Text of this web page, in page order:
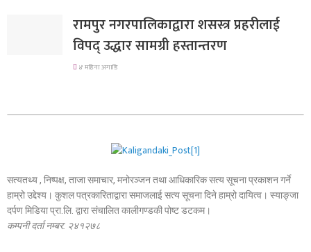
रामपुर नगरपालिकाद्वारा शसस्त्र प्रहरीलाई
विपद् उद्धार सामग्री हस्तान्तरण
४ महिना अगाडि
सत्यतथ्य , निष्पक्ष, ताजा समाचार, मनोरञ्जन तथा आधिकारिक सत्य सूचना प्रकाशन गर्ने
हाम्रो उद्देश्य। कुशल पत्रकारिताद्वारा समाजलाई सत्य सूचना दिने हाम्रो दायित्व। स्याङ्जा
दर्पण मिडिया प्रा.लि. द्वारा संचालित कालीगण्डकी पोष्ट डटकम।
कम्पनी दर्ता नम्बर: २४१२७८